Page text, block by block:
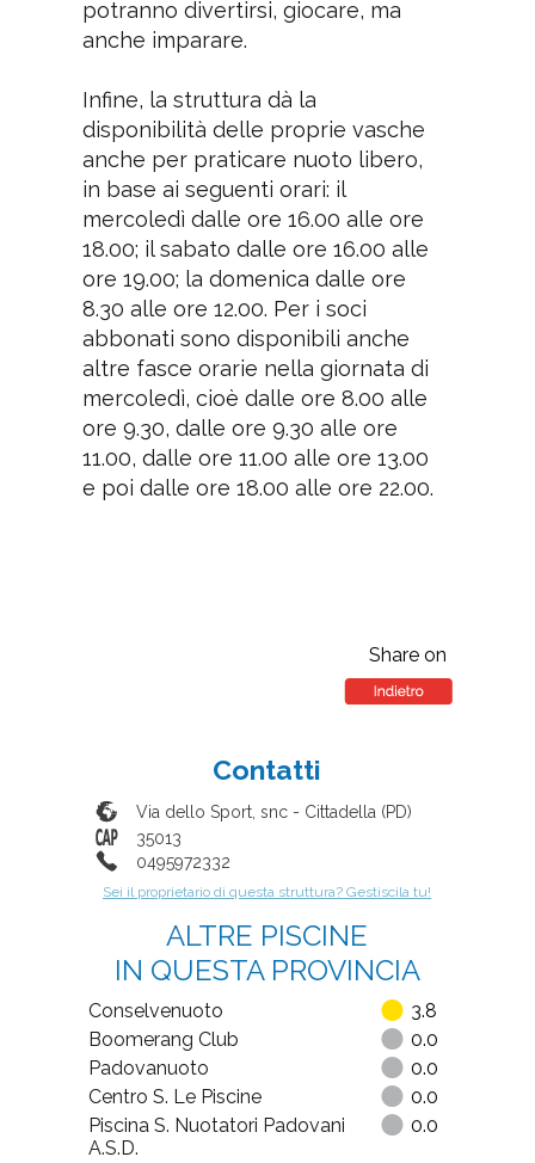
potranno divertirsi, giocare, ma
anche imparare.
Infine, la struttura dà la
disponibilità delle proprie vasche
anche per praticare nuoto libero,
in base ai seguenti orari: il
mercoledì dalle ore 16.00 alle ore
18.00; il sabato dalle ore 16.00 alle
ore 19.00; la domenica dalle ore
8.30 alle ore 12.00. Per i soci
abbonati sono disponibili anche
altre fasce orarie nella giornata di
mercoledì, cioè dalle ore 8.00 alle
ore 9.30, dalle ore 9.30 alle ore
11.00, dalle ore 11.00 alle ore 13.00
e poi dalle ore 18.00 alle ore 22.00.
Share on
Contatti
Via dello Sport, snc- Cittadella (PD)
35013
0495972332
Sei il proprietario di questa struttura? Gestiscila tu!
ALTRE PISCINE
IN QUESTA PROVINCIA
Conselvenuoto
3.8
Boomerang Club
0.0
Padovanuoto
0.0
Centro S. Le Piscine
0.0
Piscina S. Nuotatori Padovani
A.S.D.
0.0